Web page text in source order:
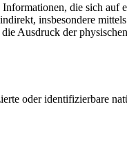
Informationen, die sich
insbesondere
Ausdruck der
oder identifizierbare